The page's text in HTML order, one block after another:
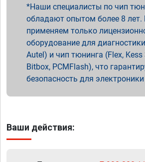
Наши специалисты по чип
обладают опытом более 8
применяем только
оборудование для
Autel) и чип тюнинга (Flex, Kess
Bitbox, PCMFlash), что
безопасность для
Ваши действия: